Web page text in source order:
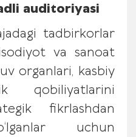
auditoriyasi
tadbirkorlar
va sanoat
organlari, kasbiy
qobiliyatlarini
fikrlashdan
uchun